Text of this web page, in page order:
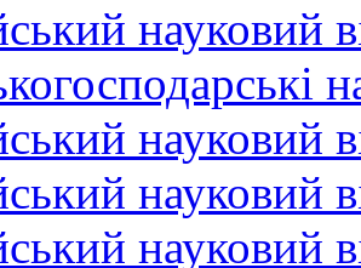
науковий
науковий
науковий
науковий